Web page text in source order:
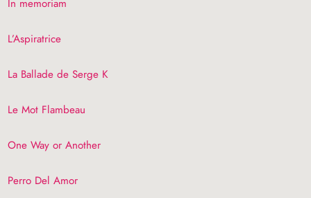
In memoriam
L’Aspiratrice
La Ballade de Serge K
Le Mot Flambeau
One Way or Another
Perro Del Amor